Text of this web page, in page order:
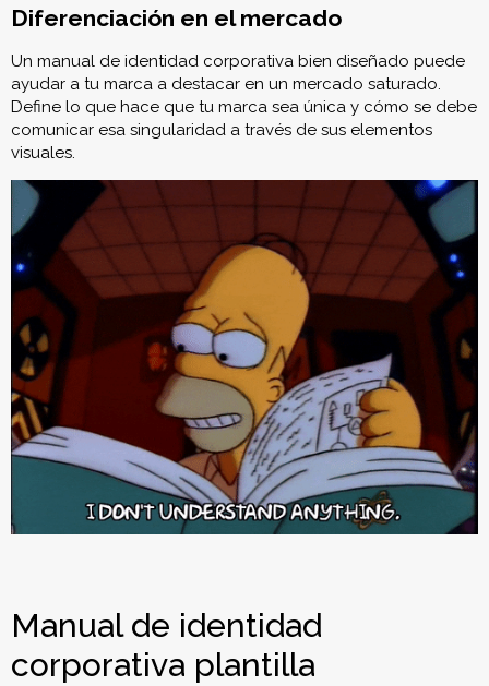
Diferenciación en el mercado
Un manual de identidad corporativa bien diseñado puede
ayudar a tu marca a destacar en un mercado saturado.
Define lo que hace que tu marca sea única y cómo se debe
comunicar esa singularidad a través de sus elementos
visuales.
Manual de identidad
corporativa plantilla